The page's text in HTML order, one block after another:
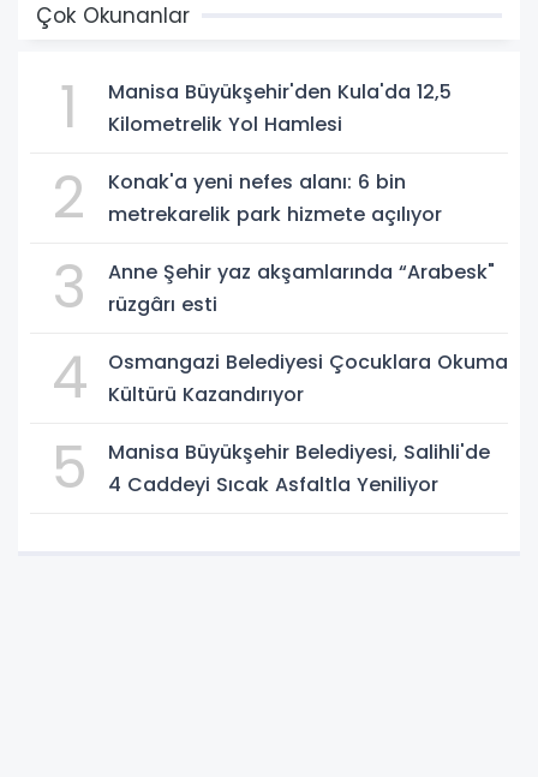
Çok Okunanlar
1
Manisa Büyükşehir'den Kula'da 12,5
Kilometrelik Yol Hamlesi
2
Konak'a yeni nefes alanı: 6 bin
metrekarelik park hizmete açılıyor
3
Anne Şehir yaz akşamlarında “Arabesk"
rüzgârı esti
4
Osmangazi Belediyesi Çocuklara Okuma
Kültürü Kazandırıyor
5
Manisa Büyükşehir Belediyesi, Salihli'de
4 Caddeyi Sıcak Asfaltla Yeniliyor